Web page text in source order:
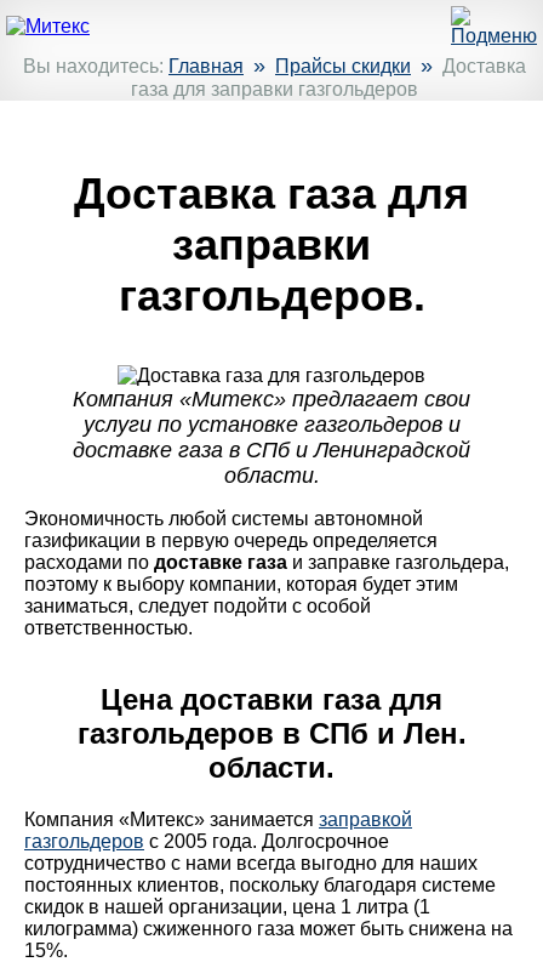
Вы находитесь: Главная » Прайсы скидки » Доставка
газа для заправки газгольдеров
Доставка газа для
заправки
газгольдеров.
Компания «Митекс» предлагает свои
услуги по установке газгольдеров и
доставке газа в СПб и Ленинградской
области.
Экономичность любой системы автономной
газификации в первую очередь определяется
расходами по доставке газа и заправке газгольдера,
поэтому к выбору компании, которая будет этим
заниматься, следует подойти с особой
ответственностью.
Цена доставки газа для
газгольдеров в СПб и Лен.
области.
Компания «Митекс» занимается заправкой
газгольдеров с 2005 года. Долгосрочное
сотрудничество с нами всегда выгодно для наших
постоянных клиентов, поскольку благодаря системе
скидок в нашей организации, цена 1 литра (1
килограмма) сжиженного газа может быть снижена на
15%.